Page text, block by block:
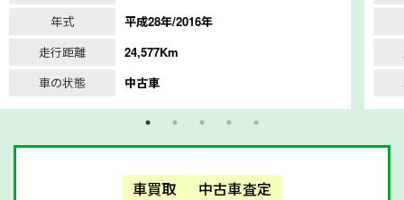
年式
平成28年/2016年
走行距離
24,577Km
車の状態
中古車
車買取 中古車査定